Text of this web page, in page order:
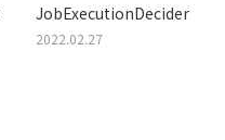
JobExecutionDecider
2022.02.27